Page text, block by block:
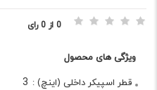
0 از 0 رای
ویژگی های محصول
قطر اسپیکر داخلی (اینچ) : 3